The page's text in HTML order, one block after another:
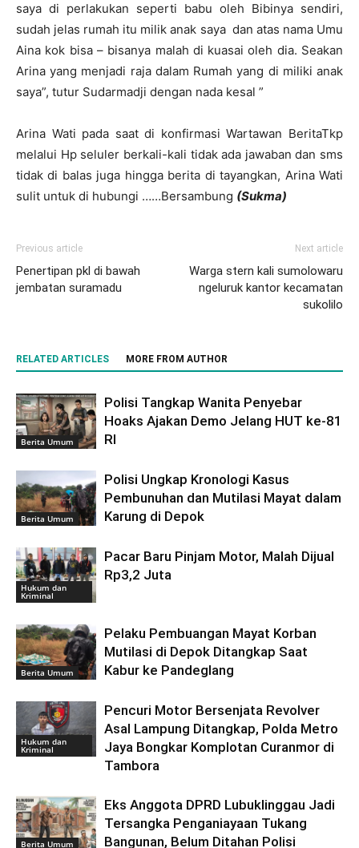
saya di perlakukan seperti babu oleh Bibinya sendiri,
sudah jelas rumah itu milik anak saya dan atas nama Umu
Aina kok bisa – bisanya malah di kuasai oleh dia. Seakan
Arina yang menjadi raja dalam Rumah yang di miliki anak
saya”, tutur Sudarmadji dengan nada kesal ”
Arina Wati pada saat di konfirmasi Wartawan BeritaTkp
melalui Hp seluler berkali-kali tidak ada jawaban dan sms
tidak di balas juga hingga berita di tayangkan, Arina Wati
sulit untuk di hubungi ……Bersambung (Sukma)
Previous article
Penertipan pkl di bawah
jembatan suramadu
Next article
Warga stern kali sumolowaru
ngeluruk kantor kecamatan
sukolilo
RELATED ARTICLES MORE FROM AUTHOR
Berita Umum
Polisi Tangkap Wanita Penyebar
Hoaks Ajakan Demo Jelang HUT ke-81
RI
Berita Umum
Polisi Ungkap Kronologi Kasus
Pembunuhan dan Mutilasi Mayat dalam
Karung di Depok
Hukum dan
Kriminal
Pacar Baru Pinjam Motor, Malah Dijual
Rp3,2 Juta
Berita Umum
Pelaku Pembuangan Mayat Korban
Mutilasi di Depok Ditangkap Saat
Kabur ke Pandeglang
Hukum dan
Kriminal
Pencuri Motor Bersenjata Revolver
Asal Lampung Ditangkap, Polda Metro
Jaya Bongkar Komplotan Curanmor di
Tambora
Berita Umum
Eks Anggota DPRD Lubuklinggau Jadi
Tersangka Penganiayaan Tukang
Bangunan, Belum Ditahan Polisi